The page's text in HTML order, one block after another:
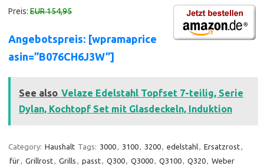
Preis: EUR 154,95
Angebotspreis: [wpramaprice
asin=”B076CH6J3W”]
See also Velaze Edelstahl Topfset 7-teilig, Serie
Dylan, Kochtopf Set mit Glasdeckeln, Induktion
Category: Haushalt Tags: 3000, 3100, 3200, edelstahl, Ersatzrost,
für, Grillrost, Grills , passt, Q300, Q3000, Q3100, Q320, Weber